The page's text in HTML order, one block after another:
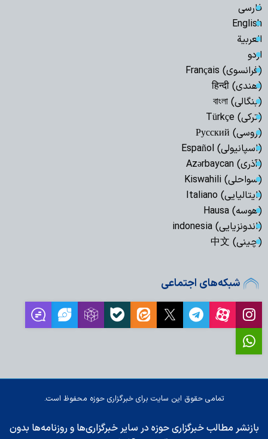
فارسی
English
العربیة
اردو
(فرانسوی) Français
(هندی) हिन्दी
(بنگالی) বাংলা
(ترکی) Türkçe
(روسی) Русский
(اسپانیولی) Español
(آذری) Azərbaycan
(سواحلی) Kiswahili
(ایتالیایی) Italiano
(هوسه) Hausa
(اندونزیایی) indonesia
(چینی) 中文
شبکه‌های اجتماعی
تمامی حقوق این سایت برای خبرگزاری حوزه محفوظ است.
بازنشر مطالب خبرگزاری حوزه در سایر خبرگزاری‌ها و روزنامه‌ها بدون